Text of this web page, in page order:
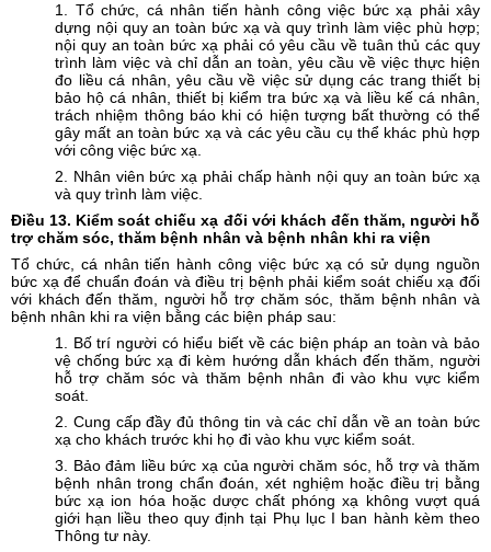
1. Tổ chức, cá nhân tiến hành công việc bức xạ phải xây
dựng nội quy an toàn bức xạ và quy trình làm việc phù hợp;
nội quy an toàn bức xạ phải có yêu cầu về tuân thủ các quy
trình làm việc và chỉ dẫn an toàn, yêu cầu về việc thực hiện
đo liều cá nhân, yêu cầu về việc sử dụng các trang thiết bị
bảo hộ cá nhân, thiết bị kiểm tra bức xạ và liều kế cá nhân,
trách nhiệm thông báo khi có hiện tượng bất thường có thể
gây mất an toàn bức xạ và các yêu cầu cụ thể khác phù hợp
với công việc bức xạ.
2. Nhân viên bức xạ phải chấp hành nội quy an toàn bức xạ
và quy trình làm việc.
Điều 13. Kiểm soát chiếu xạ đối với khách đến thăm, người hỗ
trợ chăm sóc, thăm bệnh nhân và bệnh nhân khi ra viện
Tổ chức, cá nhân tiến hành công việc bức xạ có sử dụng nguồn
bức xạ để chuẩn đoán và điều trị bệnh phải kiểm soát chiếu xạ đối
với khách đến thăm, người hỗ trợ chăm sóc, thăm bệnh nhân và
bệnh nhân khi ra viện bằng các biện pháp sau:
1. Bố trí người có hiểu biết về các biện pháp an toàn và bảo
vệ chống bức xạ đi kèm hướng dẫn khách đến thăm, người
hỗ trợ chăm sóc và thăm bệnh nhân đi vào khu vực kiểm
soát.
2. Cung cấp đầy đủ thông tin và các chỉ dẫn về an toàn bức
xạ cho khách trước khi họ đi vào khu vực kiểm soát.
3. Bảo đảm liều bức xạ của người chăm sóc, hỗ trợ và thăm
bệnh nhân trong chẩn đoán, xét nghiệm hoặc điều trị bằng
bức xạ ion hóa hoặc dược chất phóng xạ không vượt quá
giới hạn liều theo quy định tại Phụ lục I ban hành kèm theo
Thông tư này.